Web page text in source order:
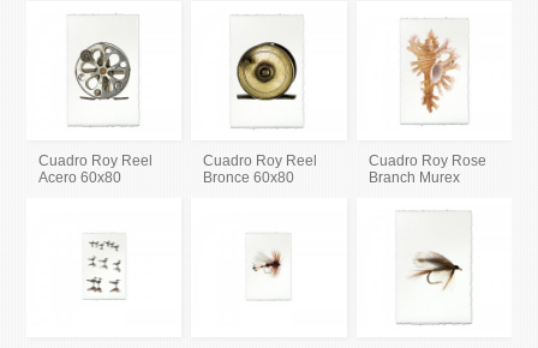
Cuadro Roy Reel
Acero 60x80
Cuadro Roy Reel
Bronce 60x80
Cuadro Roy Rose
Branch Murex